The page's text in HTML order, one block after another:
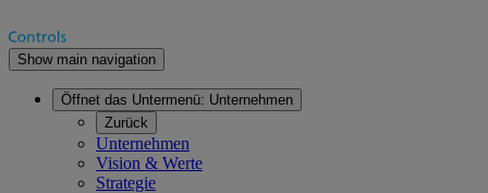
Show main navigation
Öffnet das Untermenü: Unternehmen
Zurück
Unternehmen
Vision & Werte
Strategie